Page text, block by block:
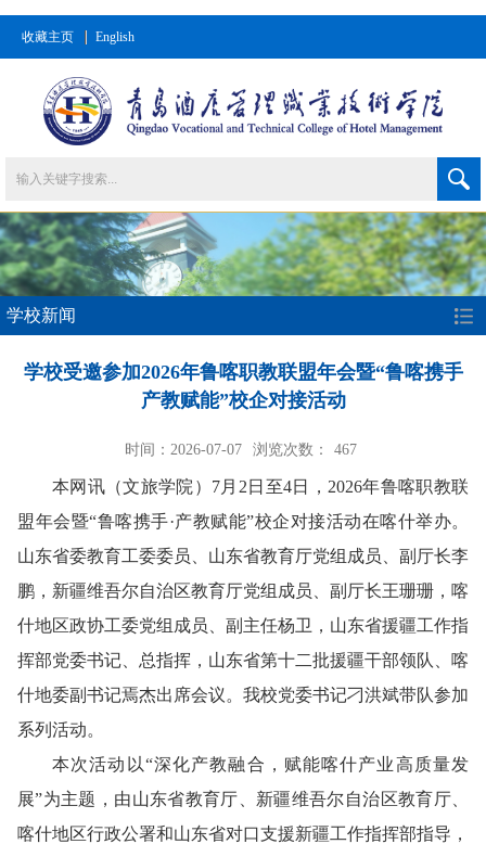
收藏主页 English
学校新闻
学校受邀参加2026年鲁喀职教联盟年会暨“鲁喀携手
产教赋能”校企对接活动
时间：2026-07-07 浏览次数： 467
本网讯 （文旅学院） 7月2日至4日，2026年鲁喀职教联
盟年会暨“鲁喀携手·产教赋能”校企对接活动在喀什举办。
山东省委教育工委委员、山东省教育厅党组成员、副厅长李
鹏，新疆维吾尔自治区教育厅党组成员、副厅长王珊珊，喀
什地区政协工委党组成员、副主任杨卫，山东省援疆工作指
挥部党委书记、总指挥，山东省第十二批援疆干部领队、喀
什地委副书记焉杰出席会议。我校党委书记刁洪斌带队参加
系列活动。
本次活动以“深化产教融合，赋能喀什产业高质量发
展”为主题，由山东省教育厅、新疆维吾尔自治区教育厅、
喀什地区行政公署和山东省对口支援新疆工作指挥部指导，